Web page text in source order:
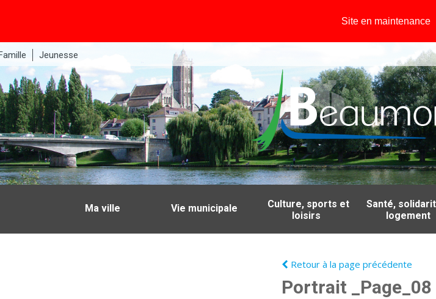
Jeunesse
Ma ville Vie municipale
Culture, sports et
loisirs
Santé,
logement
Retour à la page précédente
Portrait _Page_08
Site en maintenance